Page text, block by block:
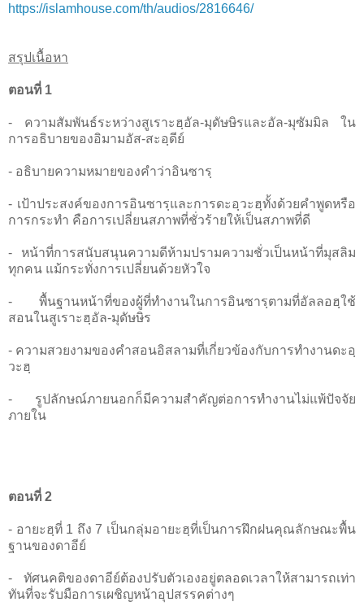
https://islamhouse.com/th/audios/2816646/
สรุปเนื้อหา
ตอนที่ 1
- ความสัมพันธ์ระหว่างสูเราะฮฺอัล-มุดัษษิรและอัล-มุซัมมิล ใน
การอธิบายของอิมามอัส-สะอฺดีย์
- อธิบายความหมายของคำว่าอินซารฺ
- เป้าประสงค์ของการอินซารฺและการดะอฺวะฮฺทั้งด้วยคำพูดหรือ
การกระทำ คือการเปลี่ยนสภาพที่ชั่วร้ายให้เป็นสภาพที่ดี
- หน้าที่การสนับสนุนความดีห้ามปรามความชั่วเป็นหน้าที่มุสลิม
ทุกคน แม้กระทั่งการเปลี่ยนด้วยหัวใจ
- พื้นฐานหน้าที่ของผู้ที่ทำงานในการอินซารฺตามที่อัลลอฮฺใช้
สอนในสูเราะฮฺอัล-มุดัษษิร
- ความสวยงามของคำสอนอิสลามที่เกี่ยวข้องกับการทำงานดะอฺ
วะฮฺ
- รูปลักษณ์ภายนอกก็มีความสำคัญต่อการทำงานไม่แพ้ปัจจัย
ภายใน
ตอนที่ 2
- อายะฮฺที่ 1 ถึง 7 เป็นกลุ่มอายะฮฺที่เป็นการฝึกฝนคุณลักษณะพื้น
ฐานของดาอีย์
- ทัศนคติของดาอีย์ต้องปรับตัวเองอยู่ตลอดเวลาให้สามารถเท่า
ทันที่จะรับมือการเผชิญหน้าอุปสรรคต่างๆ